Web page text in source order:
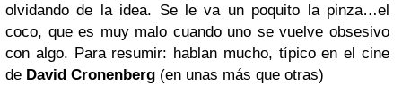
olvidando de la idea. Se le va un poquito la pinza…el
coco, que es muy malo cuando uno se vuelve obsesivo
con algo. Para resumir: hablan mucho, típico en el cine
de David Cronenberg (en unas más que otras)